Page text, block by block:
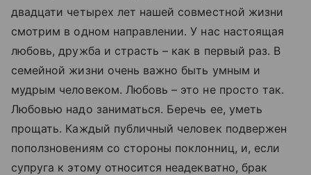
двадцати четырех лет нашей совместной жизни
смотрим в одном направлении. У нас настоящая
любовь, дружба и страсть – как в первый раз. В
семейной жизни очень важно быть умным и
мудрым человеком. Любовь – это не просто так.
Любовью надо заниматься. Беречь ее, уметь
прощать. Каждый публичный человек подвержен
поползновениям со стороны поклонниц, и, если
супруга к этому относится неадекватно, брак